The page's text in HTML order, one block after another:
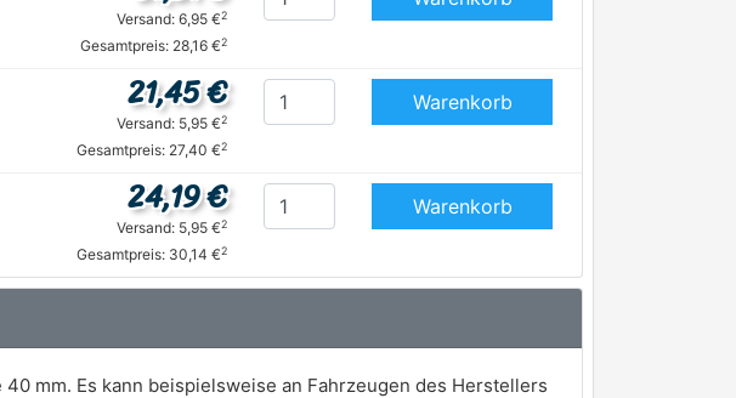
Versand: 6,95 €2
Gesamtpreis: 28,16 €2
21,45 €
Versand: 5,95 €2
Gesamtpreis: 27,40 €2
Warenkorb
24,19 €
Versand: 5,95 €2
Gesamtpreis: 30,14 €2
Warenkorb
mm. Es kann beispielsweise an Fahrzeugen des Herstellers